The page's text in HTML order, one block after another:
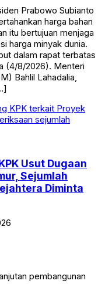
Prabowo Subianto
harga bahan
itu bertujuan menjaga
harga minyak dunia.
dalam rapat terbatas
(4/8/2026). Menteri
Bahlil Lahadalia,
Usut Dugaan
Sejumlah
Diminta
pembangunan